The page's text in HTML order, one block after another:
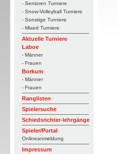
- Senioren Turniere
- Snow-Volleyball Turniere
- Sonstige Turniere
- Mixed Turniere
Aktuelle Turniere
Laboe
- Männer
- Frauen
Borkum
- Männer
- Frauen
Ranglisten
Spielersuche
Schiedsrichter-lehrgänge
Spieler/Portal
Onlineanmeldung
Impressum